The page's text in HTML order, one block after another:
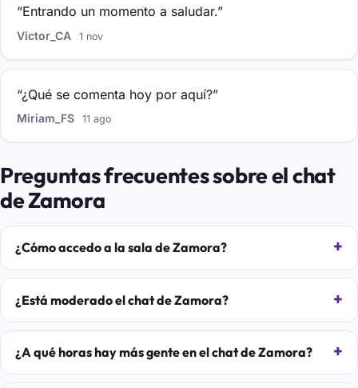
“Entrando un momento a saludar.”
Victor_CA 1 nov
“¿Qué se comenta hoy por aquí?”
Miriam_FS 11 ago
Preguntas frecuentes sobre el chat
de Zamora
¿Cómo accedo a la sala de Zamora?
¿Está moderado el chat de Zamora?
¿A qué horas hay más gente en el chat de Zamora?